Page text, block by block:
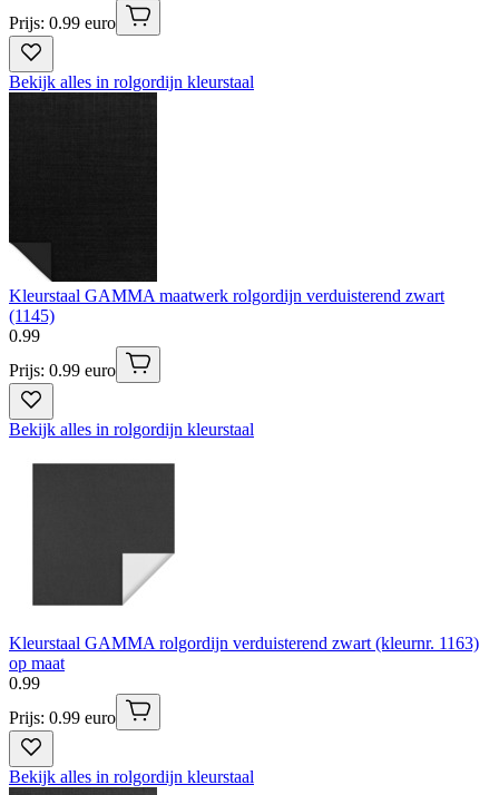
Prijs: 0.99 euro
Bekijk alles in rolgordijn kleurstaal
Kleurstaal GAMMA maatwerk rolgordijn verduisterend zwart
(1145)
0.99
Prijs: 0.99 euro
Bekijk alles in rolgordijn kleurstaal
Kleurstaal GAMMA rolgordijn verduisterend zwart (kleurnr. 1163)
op maat
0.99
Prijs: 0.99 euro
Bekijk alles in rolgordijn kleurstaal